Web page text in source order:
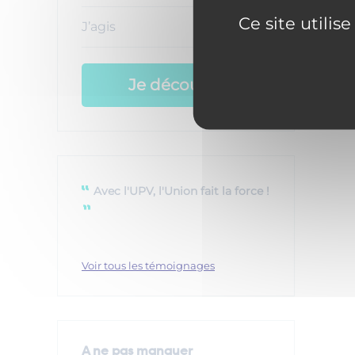
J’agis
Je découvre
Avec l'UPV, l'Union fait la force !
Voir tous les témoignages
A ne pas manquer
Ce site